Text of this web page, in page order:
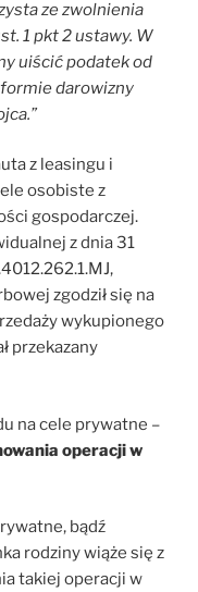
ze zwolnienia
1 pkt 2 ustawy. W
uiścić podatek od
formie darowizny
z leasingu i
osobiste z
gospodarczej.
z dnia 31
zgodził się na
wykupionego
przekazany
na cele prywatne –
operacji w
bądź
rodziny wiąże się z
takiej operacji w